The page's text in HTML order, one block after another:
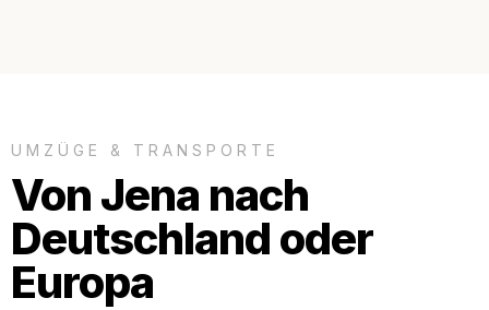
UMZÜGE & TRANSPORTE
Von Jena nach
Deutschland oder
Europa